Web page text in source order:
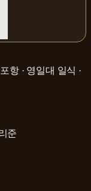
항 · 영일대 일식 ·
준